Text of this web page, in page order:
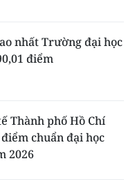
nhất Trường đại học
điểm
Thành phố Hồ Chí
chuẩn đại học
2026